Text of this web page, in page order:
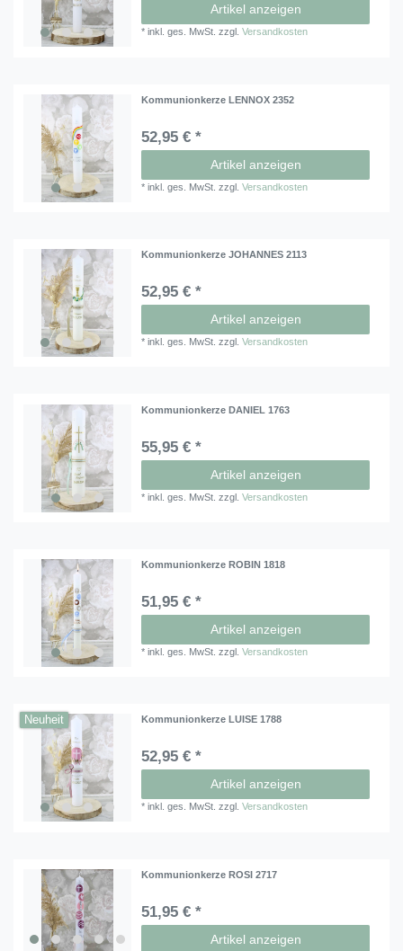
Artikel anzeigen
*inkl. ges. MwSt. zzgl.Versandkosten
Kommunionkerze LENNOX 2352
52,95 € *
Artikel anzeigen
*inkl. ges. MwSt. zzgl.Versandkosten
Kommunionkerze JOHANNES 2113
52,95 € *
Artikel anzeigen
*inkl. ges. MwSt. zzgl.Versandkosten
Kommunionkerze DANIEL 1763
55,95 € *
Artikel anzeigen
*inkl. ges. MwSt. zzgl.Versandkosten
Kommunionkerze ROBIN 1818
51,95 € *
Artikel anzeigen
*inkl. ges. MwSt. zzgl.Versandkosten
Neuheit Kommunionkerze LUISE 1788
52,95 € *
Artikel anzeigen
*inkl. ges. MwSt. zzgl.Versandkosten
Kommunionkerze ROSI 2717
51,95 € *
Artikel anzeigen